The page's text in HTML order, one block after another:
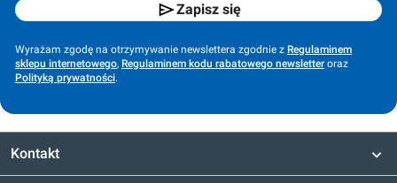
Zapisz się
Wyrażam zgodę na otrzymywanie newslettera zgodnie z Regulaminem
sklepu internetowego, Regulaminem kodu rabatowego newsletter oraz
Polityką prywatności.
Kontakt